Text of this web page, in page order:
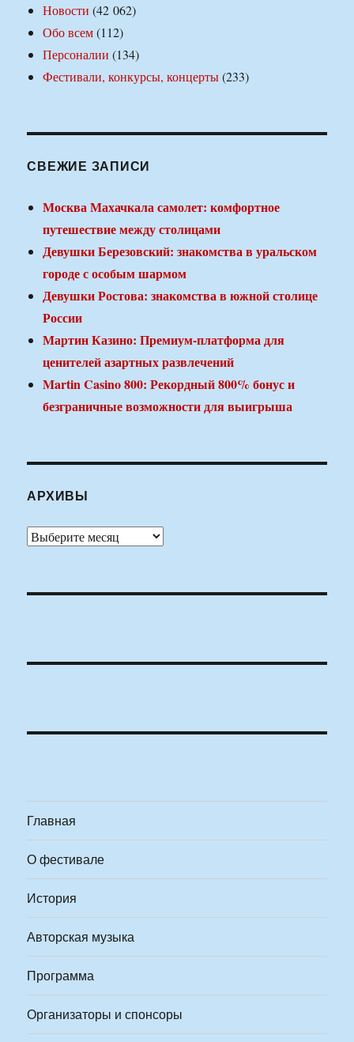
Новости (42 062)
Обо всем(112)
Персоналии (134)
Фестивали, конкурсы, концерты(233)
СВЕЖИЕ ЗАПИСИ
Москва Махачкала самолет: комфортное
путешествие между столицами
Девушки Березовский: знакомства в уральском
городе с особым шармом
Девушки Ростова: знакомства в южной столице
России
Мартин Казино: Премиум-платформа для
ценителей азартных развлечений
Martin Casino 800: Рекордный 800% бонус и
безграничные возможности для выигрыша
АРХИВЫ
Архивы
Главная
О фестивале
История
Авторская музыка
Программа
Организаторы и спонсоры